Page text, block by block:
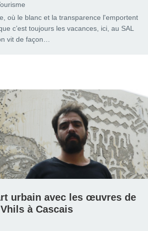
où le blanc et la transparence l'emportent
c’est toujours les vacances, ici, au SAL
vit de façon…
urbain avec les œuvres de
Vhils à Cascais